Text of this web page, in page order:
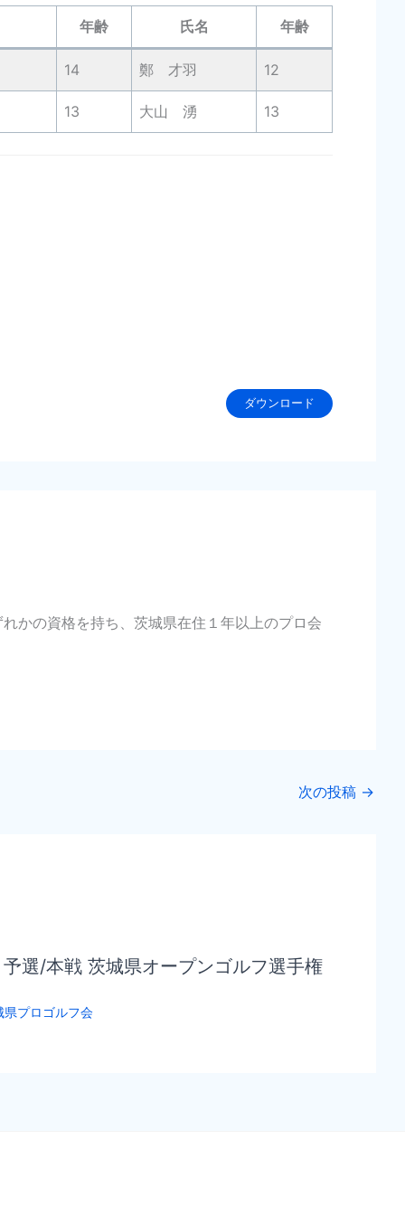
年齢 氏名 年齢
14 鄭 才羽 12
13 大山 湧 13
ダウンロード
かの資格を持ち、茨城県在住１年以上のプロ会
次の投稿 →
選/本戦 茨城県オープンゴルフ選手権
県プロゴルフ会